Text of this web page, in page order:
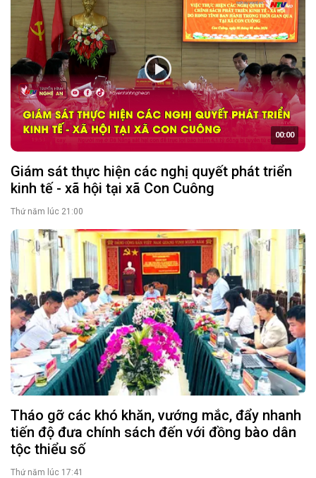
00:00
Giám sát thực hiện các nghị quyết phát triển
kinh tế - xã hội tại xã Con Cuông
Thứ năm lúc 21:00
Tháo gỡ các khó khăn, vướng mắc, đẩy nhanh
tiến độ đưa chính sách đến với đồng bào dân
tộc thiểu số
Thứ năm lúc 17:41